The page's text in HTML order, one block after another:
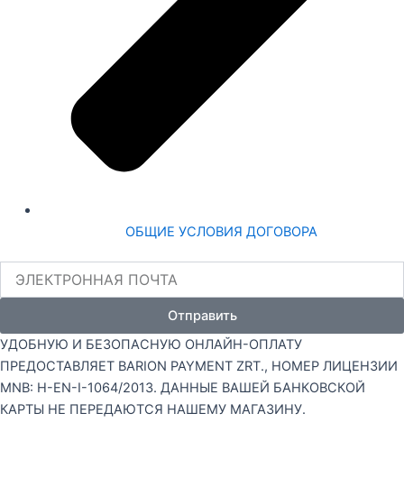
ОБЩИЕ УСЛОВИЯ ДОГОВОРА
ПОЧТА
Отправить
УДОБНУЮ И БЕЗОПАСНУЮ ОНЛАЙН-ОПЛАТУ
ПРЕДОСТАВЛЯЕТ BARION PAYMENT ZRT., НОМЕР ЛИЦЕНЗИИ
MNB: H-EN-I-1064/2013. ДАННЫЕ ВАШЕЙ БАНКОВСКОЙ
КАРТЫ НЕ ПЕРЕДАЮТСЯ НАШЕМУ МАГАЗИНУ.